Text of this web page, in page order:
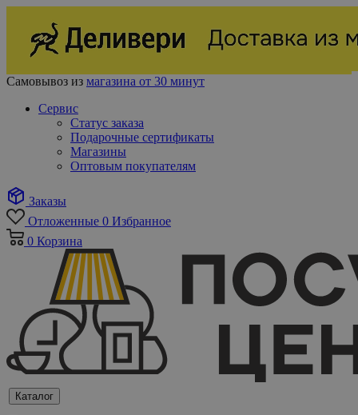
Самовывоз из магазина от 30 минут
Сервис
Статус заказа
Подарочные сертификаты
Магазины
Оптовым покупателям
Заказы
Отложенные 0 Избранное
0 Корзина
Каталог